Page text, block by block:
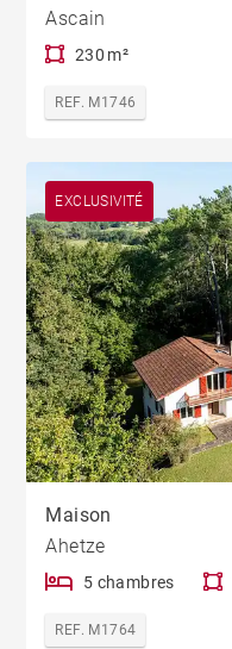
Ascain
230 m²
REF. M1746
EXCLUSIVITÉ
Maison
Ahetze
5 chambres
REF. M1764